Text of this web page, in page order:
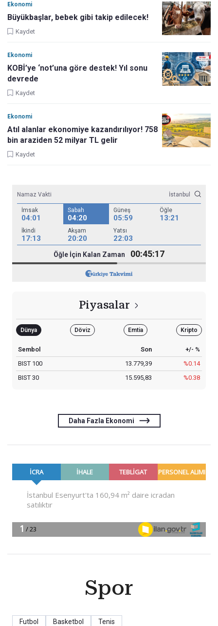
Ekonomi
Büyükbaşlar, bebek gibi takip edilecek!
Kaydet
Ekonomi
KOBİ’ye ‘not’una göre destek! Yıl sonu
devrede
Kaydet
Ekonomi
Atıl alanlar ekonomiye kazandırılıyor! 758
bin araziden 52 milyar TL gelir
Kaydet
Namaz Vakti İstanbul
İmsak
04:01
Sabah
04:20
Güneş
05:59
Öğle
13:21
İkindi
17:13
Akşam
20:20
Yatsı
22:03
Öğle İçin Kalan Zaman 00:45:15
Piyasalar
Dünya Döviz Emtia Kripto
Sembol Son
+/- %
BIST 100
13.779,39
%0.14
BIST 30
15.595,83 %0.38
Daha Fazla Ekonomi
Spor
Futbol Basketbol Tenis